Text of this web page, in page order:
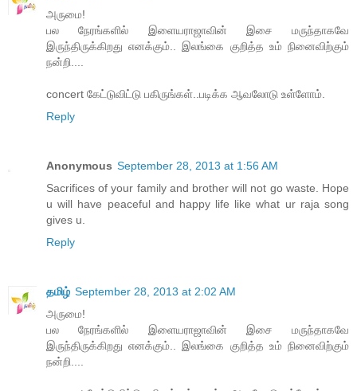
அருமை!
பல நேரங்களில் இளையராஜாவின் இசை மருந்தாகவே
இருந்திருக்கிறது எனக்கும்.. இலங்கை குறித்த உம் நினைவிற்கும்
நன்றி....
concert கேட்டுவிட்டு பகிருங்கள்..படிக்க ஆவலோடு உள்ளோம்.
Reply
Anonymous September 28, 2013 at 1:56 AM
Sacrifices of your family and brother will not go waste. Hope
u will have peaceful and happy life like what ur raja song
gives u.
Reply
தமிழ் September 28, 2013 at 2:02 AM
அருமை!
பல நேரங்களில் இளையராஜாவின் இசை மருந்தாகவே
இருந்திருக்கிறது எனக்கும்.. இலங்கை குறித்த உம் நினைவிற்கும்
நன்றி....